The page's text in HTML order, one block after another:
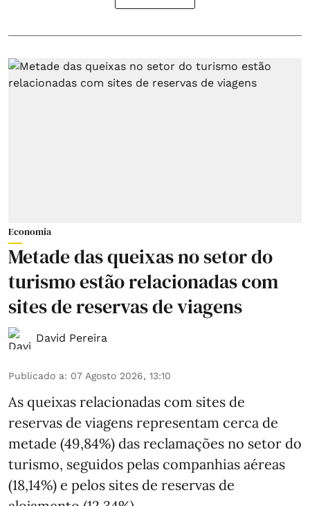
Economia
Metade das queixas no setor do
turismo estão relacionadas com
sites de reservas de viagens
David Pereira
Publicado a: 07 Agosto 2026, 13:10
As queixas relacionadas com sites de
reservas de viagens representam cerca de
metade (49,84%) das reclamações no setor do
turismo, seguidos pelas companhias aéreas
(18,14%) e pelos sites de reservas de